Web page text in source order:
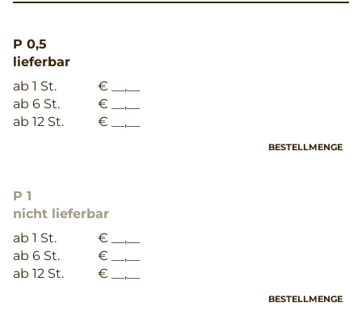
P 0,5
lieferbar
ab 1 St.
€ __,__
ab 6 St.
€ __,__
ab 12 St.
€ __,__
BESTELLMENGE
P 1
nicht lieferbar
ab 1 St.
€ __,__
ab 6 St.
€ __,__
ab 12 St.
€ __,__
BESTELLMENGE